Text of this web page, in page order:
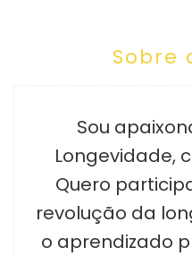
Sobre
Sou
Longevidade,
Quero
revolução da
o aprendizado